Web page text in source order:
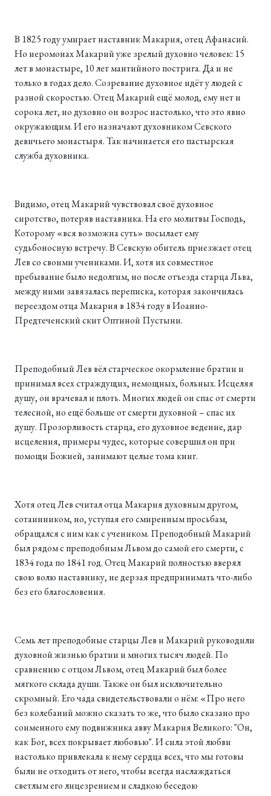
В 1825 году умирает наставник Макария, отец Афанасий.
Но иеромонах Макарий уже зрелый духовно человек: 15
лет в монастыре, 10 лет мантийного пострига. Да и не
только в годах дело. Созревание духовное идёт у людей с
разной скоростью. Отец Макарий ещё молод, ему нет и
сорока лет, но духовно он возрос настолько, что это явно
окружающим. И его назначают духовником Севского
девичьего монастыря. Так начинается его пастырская
служба духовника.
Видимо, отец Макарий чувствовал своё духовное
сиротство, потеряв наставника. На его молитвы Господь,
Которому «вся возможна суть» посылает ему
судьбоносную встречу. В Севскую обитель приезжает отец
Лев со своими учениками. И, хотя их совместное
пребывание было недолгим, но после отъезда старца Льва,
между ними завязалась переписка, которая закончилась
переездом отца Макария в 1834 году в Иоанно-
Предтеченский скит Оптиной Пустыни.
Преподобный Лев вёл старческое окормление братии и
принимал всех страждущих, немощных, больных. Исцеляя
душу, он врачевал и плоть. Многих людей он спас от смерти
телесной, но ещё больше от смерти духовной – спас их
душу. Прозорливость старца, его духовное ведение, дар
исцеления, примеры чудес, которые совершил он при
помощи Божией, занимают целые тома книг.
Хотя отец Лев считал отца Макария духовным другом,
сотаинником, но, уступая его смиренным просьбам,
обращался с ним как с учеником. Преподобный Макарий
был рядом с преподобным Львом до самой его смерти, с
1834 года по 1841 год. Отец Макарий полностью вверял
свою волю наставнику, не дерзая предпринимать что-либо
без его благословения.
Семь лет преподобные старцы Лев и Макарий руководили
духовной жизнью братии и многих тысяч людей. По
сравнению с отцом Львом, отец Макарий был более
мягкого склада души. Также он был исключительно
скромный. Его чада свидетельствовали о нём: «Про него
без колебаний можно сказать то же, что было сказано про
соименного ему подвижника авву Макария Великого: "Он,
как Бог, всех покрывает любовью". И сила этой любви
настолько привлекала к нему сердца всех, что мы готовы
были не отходить от него, чтобы всегда наслаждаться
светлым его лицезрением и сладкою беседою